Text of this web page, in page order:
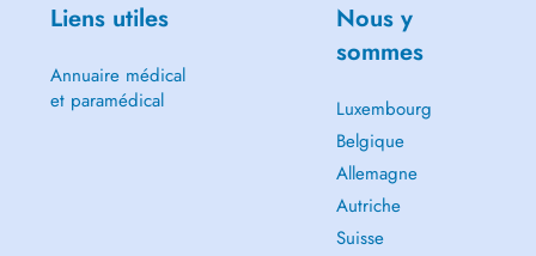
Liens utiles
Annuaire médical
et paramédical
Nous y
sommes
Luxembourg
Belgique
Allemagne
Autriche
Suisse